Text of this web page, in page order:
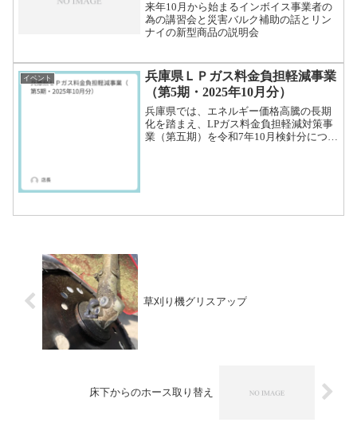
来年10月から始まるインボイス事業者の
為の講習会と災害バルク補助の話とリン
ナイの新型商品の説明会
イベント
兵庫県ＬＰガス料金負担軽減事業
（第5期・2025年10月分）
兵庫県では、エネルギー価格高騰の長期
化を踏まえ、LPガス料金負担軽減対策事
業（第五期）を令和7年10月検針分につい
草刈り機グリスアップ
床下からのホース取り替え